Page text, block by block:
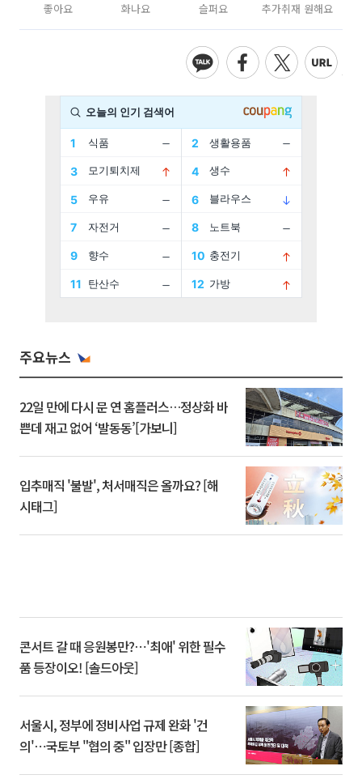
좋아요 화나요 슬퍼요 추가취재 원해요
주요뉴스
22일 만에 다시 문 연 홈플러스…정상화 바
쁜데 재고 없어 ‘발동동’[가보니]
입추매직 '불발', 처서매직은 올까요? [해
시태그]
콘서트 갈 때 응원봉만?⋯'최애' 위한 필수
품 등장이오! [솔드아웃]
서울시, 정부에 정비사업 규제 완화 '건
의'⋯국토부 "협의 중" 입장만 [종합]